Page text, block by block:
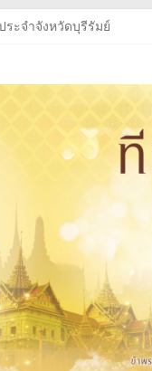
ระจำจังหวัดบุรีรัมย์
ราคาซื้อหนังสือเรียนฯ
ระจำจังหวัดบุรีรัมย์